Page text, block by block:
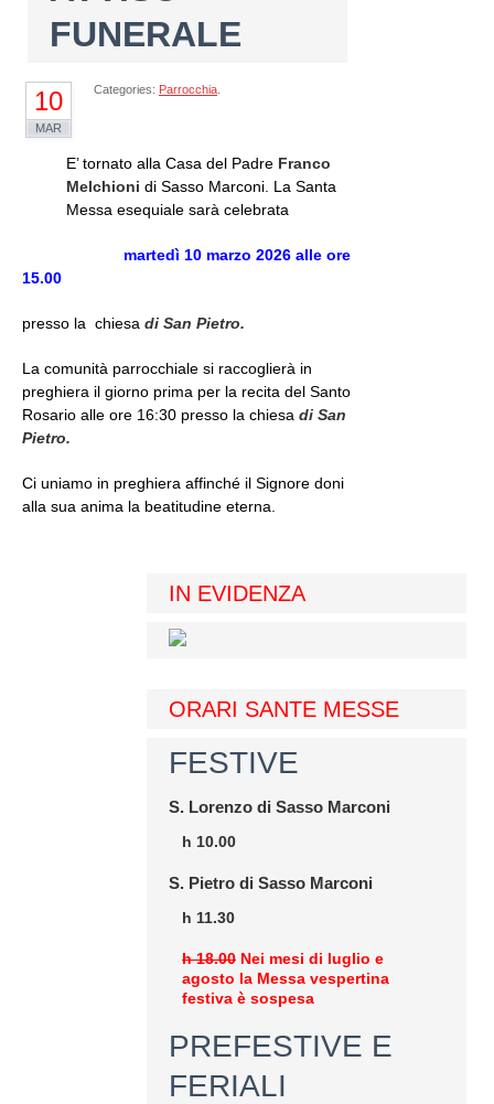
FUNERALE
10
MAR
Categories: Parrocchia
E’ tornato alla Casa del Padre Franco
Melchioni di Sasso Marconi. La Santa
Messa esequiale sarà celebrata
martedì 10 marzo 2026 alle ore
15.00
presso la chiesa di San Pietro.
La comunità parrocchiale si raccoglierà in
preghiera il giorno prima per la recita del Santo
Rosario alle ore 16:30 presso la chiesa di San
Pietro.
Ci uniamo in preghiera affinché il Signore doni
alla sua anima la beatitudine eterna.
IN EVIDENZA
ORARI SANTE MESSE
FESTIVE
S. Lorenzo di Sasso Marconi
h 10.00
S. Pietro di Sasso Marconi
h 11.30
h 18.00 Nei mesi di luglio e
agosto la Messa vespertina
festiva è sospesa
PREFESTIVE E
FERIALI